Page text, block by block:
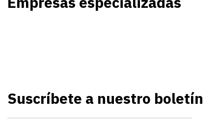
Suscríbete a nuestro boletín